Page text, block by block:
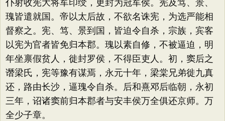
仆射收宪大将军印绶，更封为冠军侯。宪及笃、景、
瑰皆遣就国。帝以太后故，不欲名诛宪，为选严能相
督察之。宪、笃、景到国，皆迫令自杀，宗族，宾客
以宪为官者皆免归本郡。瑰以素自修，不被逼迫，明
年坐禀假贫人，徙封罗侯，不得臣吏人。初，窦后之
谮梁氏，宪等豫有谋焉，永元十年，梁棠兄弟徙九真
还，路由长沙，逼瑰令自杀。后和熹邓后临朝，永初
三年，诏诸窦前归本郡者与安丰侯万全俱还京师。万
全少子章。